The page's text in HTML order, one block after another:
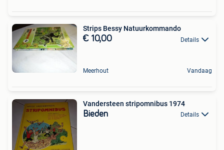
Strips Bessy Natuurkommando
€ 10,00 Details
Meerhout Vandaag
Vandersteen stripomnibus 1974
Bieden Details